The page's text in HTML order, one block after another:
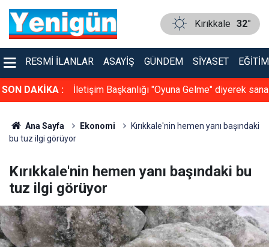
Kırıkkale 32°
RESMI İLANLAR ASAYIŞ GÜNDEM SIYASET EĞITIM
SON DAKİKA : İletişim Başkanlığı "Oyuna Gelme" diyerek
Ana Sayfa Ekonomi
Kırıkkale'nin hemen yanı başındaki
bu tuz ilgi görüyor
Kırıkkale'nin hemen yanı başındaki bu
tuz ilgi görüyor